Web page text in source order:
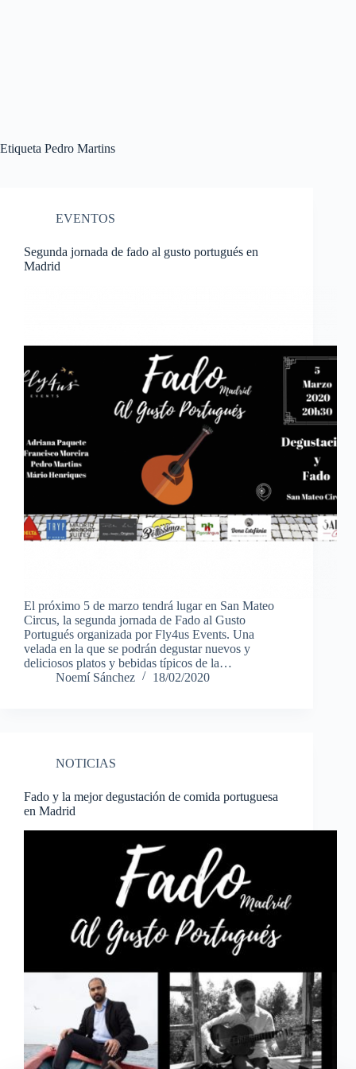
Etiqueta Pedro Martins
EVENTOS
Segunda jornada de fado al gusto portugués en
Madrid
El próximo 5 de marzo tendrá lugar en San Mateo
Circus, la segunda jornada de Fado al Gusto
Portugués organizada por Fly4us Events. Una
velada en la que se podrán degustar nuevos y
deliciosos platos y bebidas típicos de la…
Noemí Sánchez
18/02/2020
NOTICIAS
Fado y la mejor degustación de comida portuguesa
en Madrid